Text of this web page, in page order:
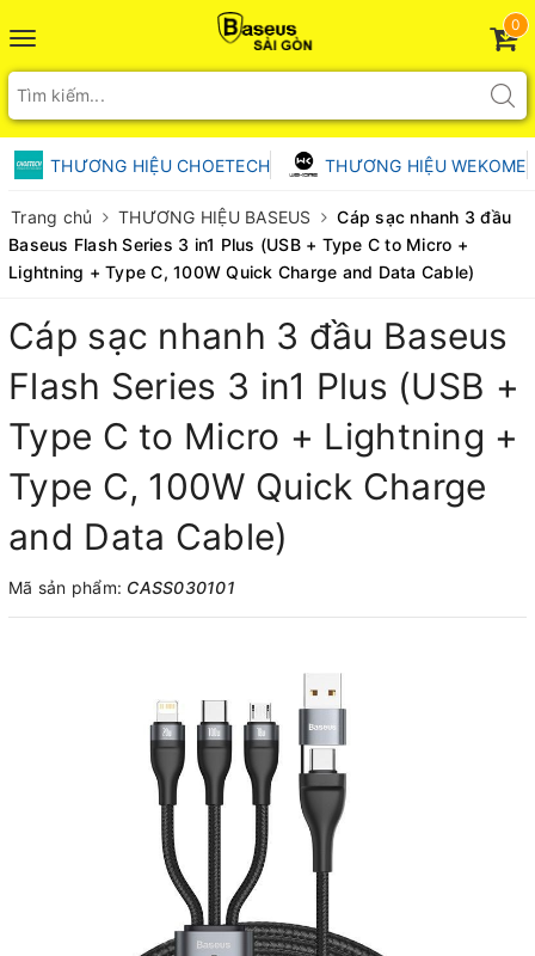
Toggle
navigation
0
THƯƠNG HIỆU CHOETECH THƯƠNG HIỆU WEKOME
Trang chủ THƯƠNG HIỆU BASEUS
Cáp sạc nhanh 3 đầu
Baseus Flash Series 3 in1 Plus (USB + Type C to Micro +
Lightning + Type C, 100W Quick Charge and Data Cable)
Cáp sạc nhanh 3 đầu Baseus
Flash Series 3 in1 Plus (USB +
Type C to Micro + Lightning +
Type C, 100W Quick Charge
and Data Cable)
Mã sản phẩm: CASS030101